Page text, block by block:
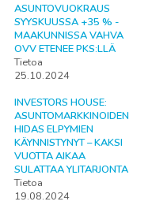
ASUNTOVUOKRAUS
SYYSKUUSSA +35 % -
MAAKUNNISSA VAHVA
OVV ETENEE PKS:LLÄ
Tietoa
25.10.2024
INVESTORS HOUSE:
ASUNTOMARKKINOIDEN
HIDAS ELPYMIEN
KÄYNNISTYNYT – KAKSI
VUOTTA AIKAA
SULATTAA YLITARJONTA
Tietoa
19.08.2024